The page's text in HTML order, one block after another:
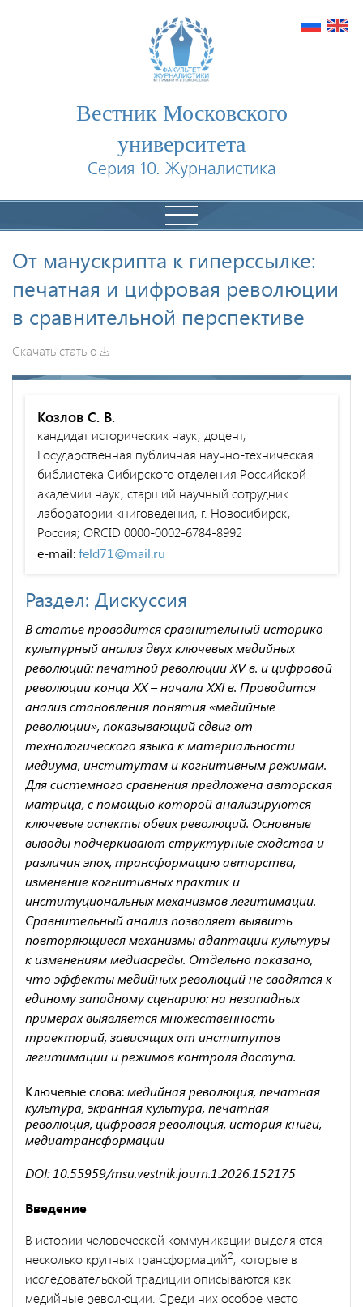
Вестник Московского
университета
Серия 10. Журналистика
От манускрипта к гиперссылке:
печатная и цифровая революции
в сравнительной перспективе
Скачать статью
Козлов С. В.
кандидат исторических наук, доцент,
Государственная публичная научно-техническая
библиотека Сибирского отделения Российской
академии наук, старший научный сотрудник
лаборатории книговедения, г. Новосибирск,
Россия; ORCID 0000-0002-6784-8992
e-mail:feld71@mail.ru
Раздел: Дискуссия
В статье проводится сравнительный историко-
культурный анализ двух ключевых медийных
революций: печатной революции XV в. и цифровой
революции конца XX – начала XXI в. Проводится
анализ становления понятия «медийные
революции», показывающий сдвиг от
технологического языка к материальности
медиума, институтам и когнитивным режимам.
Для системного сравнения предложена авторская
матрица, с помощью которой анализируются
ключевые аспекты обеих революций. Основные
выводы подчеркивают структурные сходства и
различия эпох, трансформацию авторства,
изменение когнитивных практик и
институциональных механизмов легитимации.
Сравнительный анализ позволяет выявить
повторяющиеся механизмы адаптации культуры
к изменениям медиасреды. Отдельно показано,
что эффекты медийных революций не сводятся к
единому западному сценарию: на незападных
примерах выявляется множественность
траекторий, зависящих от институтов
легитимации и режимов контроля доступа.
Ключевые слова:медийная революция, печатная
культура, экранная культура, печатная
революция, цифровая революция, история книги,
медиатрансформации
DOI: 10.55959/msu.vestnik.journ.1.2026.152175
Введение
В истории человеческой коммуникации выделяются
несколько крупных трансформаций2, которые в
исследовательской традиции описываются как
медийные революции. Среди них особое место